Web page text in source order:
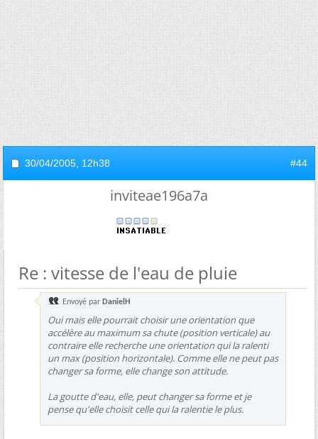
30/04/2005, 12h38 #44
inviteae196a7a
Re : vitesse de l'eau de pluie
Envoyé par DanielH
Oui mais elle pourrait choisir une orientation que
accélère au maximum sa chute (position verticale) au
contraire elle recherche une orientation qui la ralenti
un max (position horizontale). Comme elle ne peut pas
changer sa forme, elle change son attitude.
La goutte d'eau, elle, peut changer sa forme et je
pense qu'elle choisit celle qui la ralentie le plus.